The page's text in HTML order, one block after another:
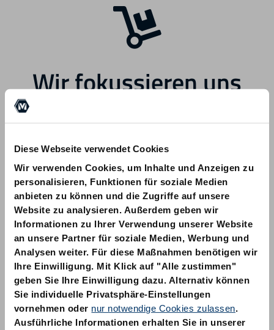
Diese Webseite verwendet Cookies
Wir verwenden Cookies, um Inhalte und Anzeigen zu
personalisieren, Funktionen für soziale Medien
anbieten zu können und die Zugriffe auf unsere
Website zu analysieren. Außerdem geben wir
Informationen zu Ihrer Verwendung unserer Website
an unsere Partner für soziale Medien, Werbung und
Analysen weiter. Für diese Maßnahmen benötigen wir
Ihre Einwilligung. Mit Klick auf "Alle zustimmen"
geben Sie Ihre Einwilligung dazu. Alternativ können
Sie individuelle Privatsphäre-Einstellungen
vornehmen oder nur notwendige Cookies zulassen.
Ausführliche Informationen erhalten Sie in unserer
Wir fokussieren uns
zukünftig auf andere
Bereiche.
Bei Fragen zu Ihrer Bestellung wenden
Sie sich bitte an info@am-quality.com